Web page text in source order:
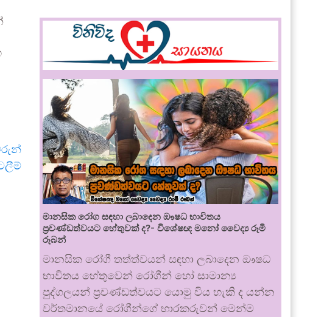
මානසික රෝග සඳහා ලබාදෙන ඖෂධ භාවිතය
ප්‍රචණ්ඩත්වයට හේතුවක් ද?- විශේෂඥ මනෝ වෛද්‍ය රූමි
රූබන්
මානසික රෝගී තත්ත්වයන් සඳහා ලබාදෙන ඖෂධ
භාවිතය හේතුවෙන් රෝගීන් හෝ සාමාන්‍ය
පුද්ගලයන් ප්‍රචණ්ඩත්වයට යොමු විය හැකි ද යන්න
වර්තමානයේ රෝගීන්ගේ භාරකරුවන් මෙන්ම